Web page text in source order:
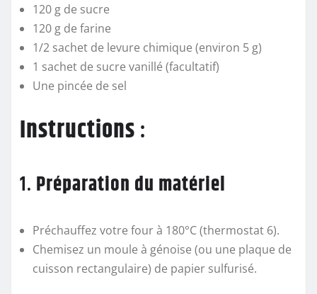
120 g de sucre
120 g de farine
1/2 sachet de levure chimique (environ 5 g)
1 sachet de sucre vanillé (facultatif)
Une pincée de sel
Instructions:
1. Préparation du matériel
Préchauffez votre four à 180°C (thermostat 6).
Chemisez un moule à génoise (ou une plaque de
cuisson rectangulaire) de papier sulfurisé.